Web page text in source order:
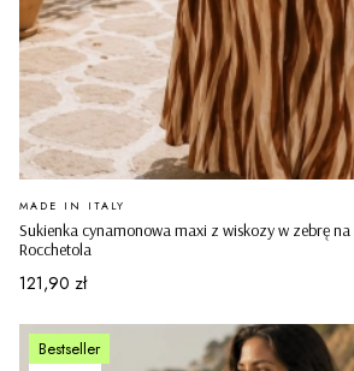
Sukienka cynamonowa maxi z wiskozy w zebrę
Rocchetola
PRODUCENT
MADE IN ITALY
Cena
121,90 zł
Bestseller